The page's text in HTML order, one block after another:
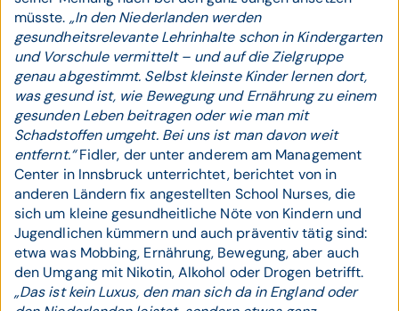
müsste. „In den Niederlanden werden
gesundheitsrelevante Lehrinhalte schon in Kindergarten
und Vorschule vermittelt – und auf die Zielgruppe
genau abgestimmt. Selbst kleinste Kinder lernen dort,
was gesund ist, wie Bewegung und Ernährung zu einem
gesunden Leben beitragen oder wie man mit
Schadstoffen umgeht. Bei uns ist man davon weit
entfernt.“Fidler, der unter anderem am Management
Center in Innsbruck unterrichtet, berichtet von in
anderen Ländern fix angestellten School Nurses, die
sich um kleine gesundheitliche Nöte von Kindern und
Jugendlichen kümmern und auch präventiv tätig sind:
etwa was Mobbing, Ernährung, Bewegung, aber auch
den Umgang mit Nikotin, Alkohol oder Drogen betrifft.
„Das ist kein Luxus, den man sich da in England oder